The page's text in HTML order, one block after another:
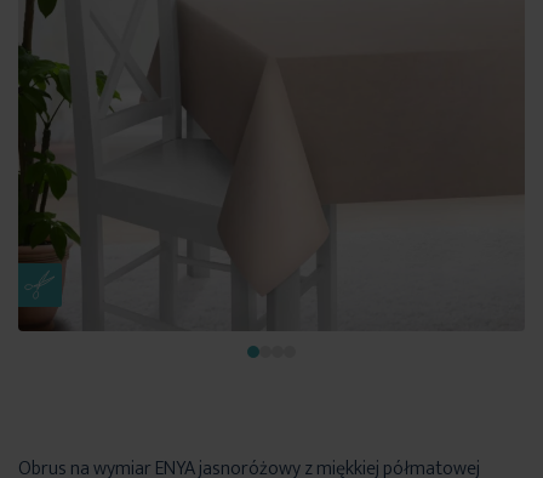
Obrus na wymiar ENYA jasnoróżowy z miękkiej półmatowej